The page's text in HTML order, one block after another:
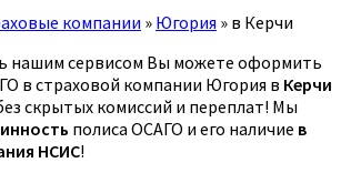
компании » Югория » в Керчи
нашим сервисом Вы можете оформить
в страховой компании Югория в Керчи
скрытых комиссий и переплат! Мы
полиса ОСАГО и его наличие в
НСИС!